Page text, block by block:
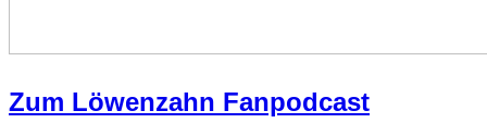
Zum Löwenzahn Fanpodcast